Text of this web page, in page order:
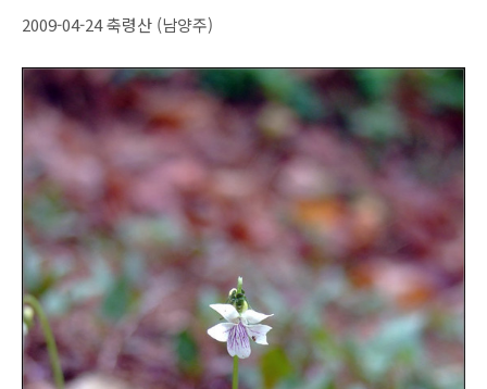
2009-04-24 축령산 (남양주)